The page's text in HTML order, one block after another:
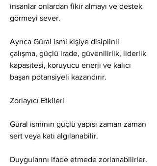
insanlar onlardan fikir almayı ve destek
görmeyi sever.
Ayrıca Güral ismi kişiye disiplinli
çalışma, güçlü irade, güvenilirlik, liderlik
kapasitesi, koruyucu enerji ve kalıcı
başarı potansiyeli kazandırır.
Zorlayıcı Etkileri
Güral isminin güçlü yapısı zaman zaman
sert veya katı algılanabilir.
Duygularını ifade etmede zorlanabilirler.